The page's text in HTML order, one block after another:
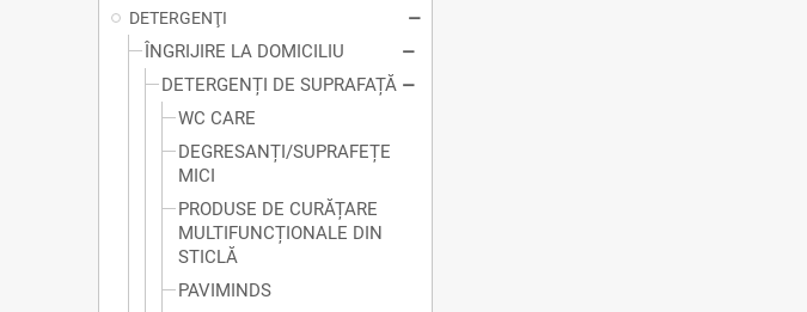
DETERGENŢI
ÎNGRIJIRE LA DOMICILIU
DETERGENȚI DE SUPRAFAȚĂ
WC CARE
DEGRESANȚI/SUPRAFEȚE
MICI
PRODUSE DE CURĂȚARE
MULTIFUNCȚIONALE DIN
STICLĂ
PAVIMINDS